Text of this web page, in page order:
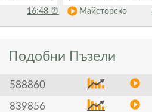
16:48 ⏰ Майсторско
Подобни Пъзели
588860
839856